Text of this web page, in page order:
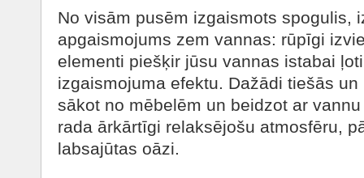
No visām pusēm izgaismots spogulis,
apgaismojums zem vannas: rūpīgi
elementi piešķir jūsu vannas istabai
izgaismojuma efektu. Dažādi tiešās
sākot no mēbelēm un beidzot ar
rada ārkārtīgi relaksējošu atmosfēru,
labsajūtas oāzi.